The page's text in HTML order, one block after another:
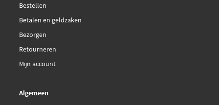
Bestellen
Betalen en geldzaken
Bezorgen
Retourneren
Mijn account
Algemeen